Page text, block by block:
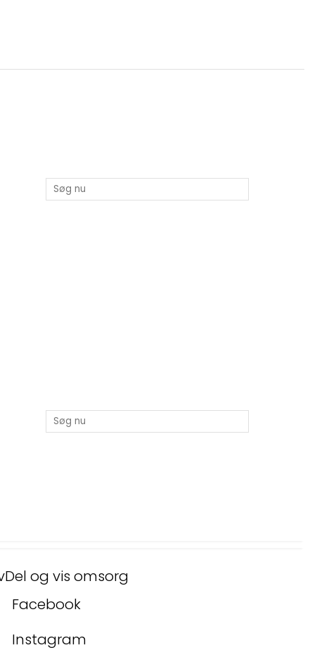
Del og vis omsorg
Facebook
Instagram